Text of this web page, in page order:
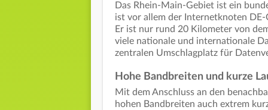
Das Rhein-Main-Gebiet ist ein
ist vor allem der Internetknoten
Er ist nur rund 20 Kilometer von
viele nationale und internationale
zentralen Umschlagplatz für
Hohe Bandbreiten und kurze
Mit dem Anschluss an den
hohen Bandbreiten auch extrem